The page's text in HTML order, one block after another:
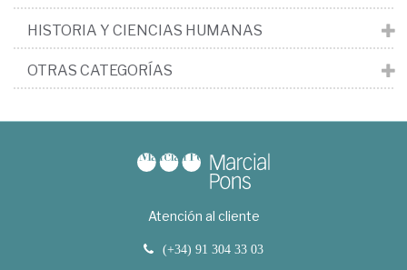
HISTORIA Y CIENCIAS HUMANAS
OTRAS CATEGORÍAS
Atención al cliente
(+34) 91 304 33 03